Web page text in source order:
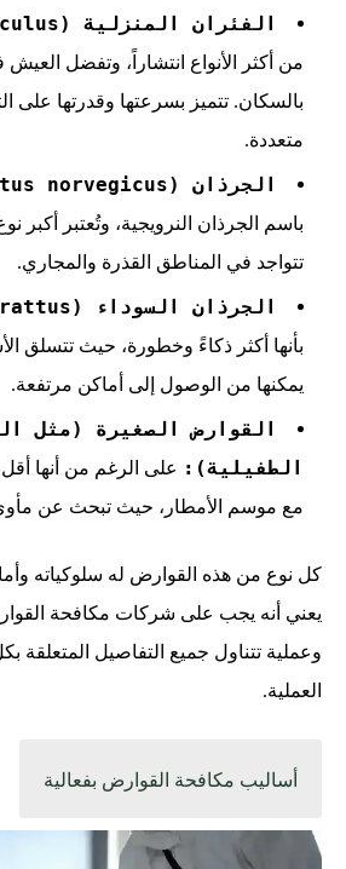
الفئران المنزلية (Mus musculus):
من أكثر الأنواع انتشاراً، وتفضل
بالسكان. تتميز بسرعتها وقدرتها على
متعددة.
الجرذان (Rattus norvegicus):
باسم الجرذان النرويجية، وتُعتبر أكبر
تتواجد في المناطق القذرة والمجاري.
الجرذان السوداء (Rattus rattus):
بأنها أكثر ذكاءً وخطورة، حيث تتسلق
يمكنها من الوصول إلى أماكن مرتفعة.
القوارض الصغيرة (مثل
الطفيلية): على الرغم من أنها أقل
مع موسم الأمطار، حيث تبحث عن مأوى
كل نوع من هذه القوارض له سلوكياته
يعني أنه يجب على شركات مكافحة
وعملية تتناول جميع التفاصيل المتعلقة
العملية.
أساليب مكافحة القوارض بفعالية